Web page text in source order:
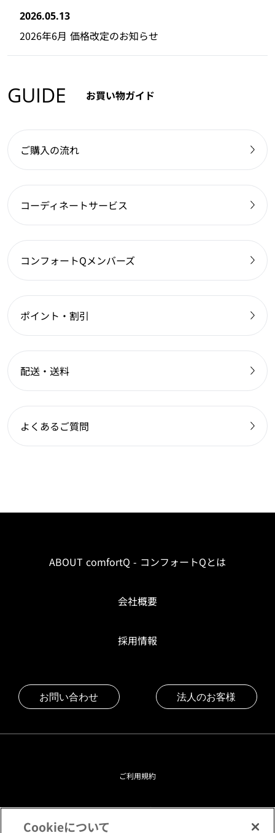
2026.05.13
2026年6月 価格改定のお知らせ
GUIDE お買い物ガイド
ご購入の流れ
コーディネートサービス
コンフォートQメンバーズ
ポイント・割引
配送・送料
よくあるご質問
ABOUT comfortQ - コンフォートQとは
会社概要
採用情報
お問い合わせ 法人のお客様
ご利用規約
プライバシーポリシー
Cookieについて